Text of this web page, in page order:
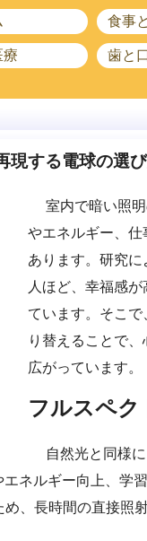
食事
歯と
現する電球の選
室内で暗い照
やエネルギー、
あります。研究
人ほど、幸福感
ています。そこ
り替えることで
広がっています。
フルスペク
自然光と同様
ネルギー向上、学
、長時間の直接照